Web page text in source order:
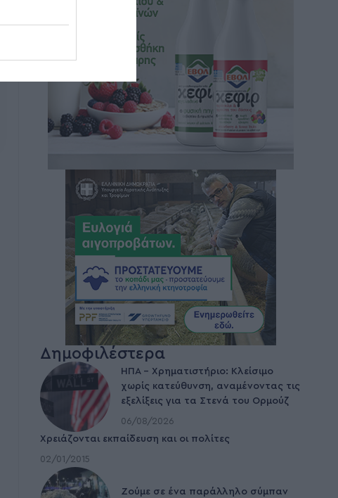
Δημοφιλέστερα
ΗΠΑ – Χρηματιστήριο: Κλείσιμο
χωρίς κατεύθυνση, αναμένοντας τις
εξελίξεις για τα Στενά του Ορμούζ
06/08/2026
Χρειάζονται εκπαίδευση και οι πολίτες
02/01/2015
Ζούμε σε ένα παράλληλο σύμπαν